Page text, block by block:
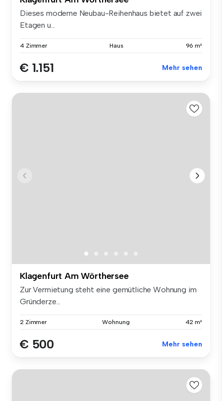
Dieses moderne Neubau-Reihenhaus bietet auf zwei
Etagen u...
4 Zimmer Haus 96 m²
€ 1.151 Mehr sehen
Klagenfurt Am Wörthersee
Zur Vermietung steht eine gemütliche Wohnung im
Gründerze...
2 Zimmer Wohnung 42 m²
€ 500 Mehr sehen